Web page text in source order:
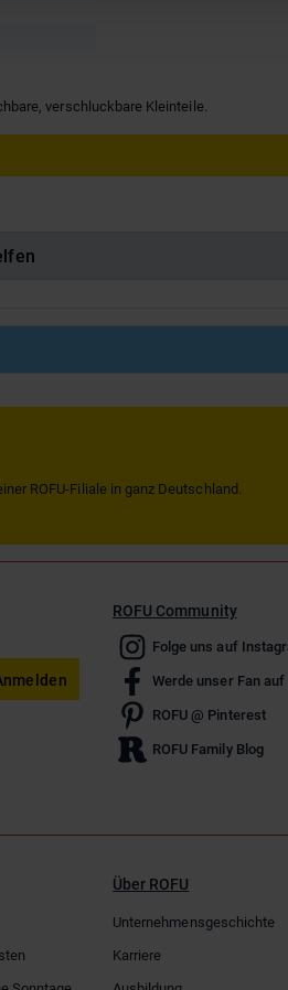
verschluckbare Kleinteile.
ROFU-Filiale in ganz Deutschland.
ROFU Community
Folge uns auf
Werde unser Fan auf
ROFU @ Pinterest
ROFU Family Blog
Über ROFU
Unternehmensgeschichte
Karriere